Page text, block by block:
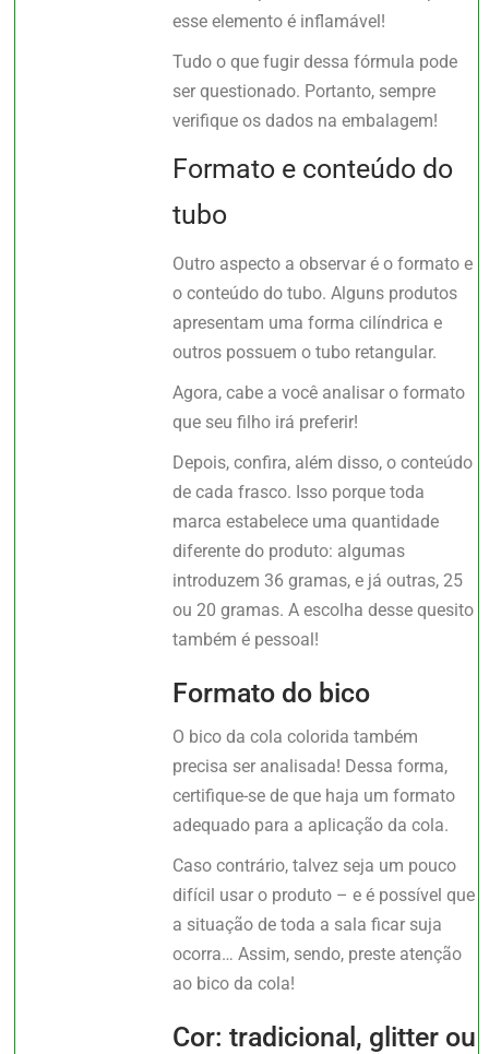
esse elemento é inflamável!
Tudo o que fugir dessa fórmula pode
ser questionado. Portanto, sempre
verifique os dados na embalagem!
Formato e conteúdo do
tubo
Outro aspecto a observar é o formato e
o conteúdo do tubo. Alguns produtos
apresentam uma forma cilíndrica e
outros possuem o tubo retangular.
Agora, cabe a você analisar o formato
que seu filho irá preferir!
Depois, confira, além disso, o conteúdo
de cada frasco. Isso porque toda
marca estabelece uma quantidade
diferente do produto: algumas
introduzem 36 gramas, e já outras, 25
ou 20 gramas. A escolha desse quesito
também é pessoal!
Formato do bico
O bico da cola colorida também
precisa ser analisada! Dessa forma,
certifique-se de que haja um formato
adequado para a aplicação da cola.
Caso contrário, talvez seja um pouco
difícil usar o produto – e é possível que
a situação de toda a sala ficar suja
ocorra… Assim, sendo, preste atenção
ao bico da cola!
Cor: tradicional, glitter ou